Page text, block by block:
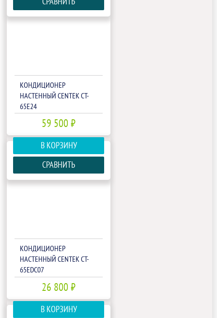
КОНДИЦИОНЕР
НАСТЕННЫЙ CENTEK CT-
65E24
59 500 ₽
В КОРЗИНУ
СРАВНИТЬ
КОНДИЦИОНЕР
НАСТЕННЫЙ CENTEK CT-
65EDC07
26 800 ₽
В КОРЗИНУ